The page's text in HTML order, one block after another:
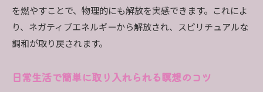
を燃やすことで、物理的にも解放を実感できます。これによ
り、ネガティブエネルギーから解放され、スピリチュアルな
調和が取り戻されます。
日常生活で簡単に取り入れられる瞑想のコツ